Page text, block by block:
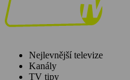
Nejlevnější televize
Kanály
TV tipy